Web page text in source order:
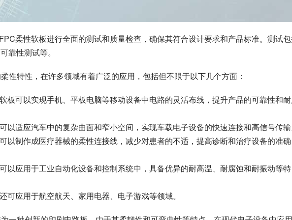
柔性软板进行全面的测试和质量检查，确保其符合设计要求和产品标准。测试
靠性测试等。
性特性，在许多领域有着广泛的应用，包括但不限于以下几个方面：
板可以实现手机、平板电脑等移动设备中电路的灵活布线，提升产品的可靠性和
以适应汽车中的复杂曲面和窄小空间，实现车载电子设备的快速连接和高信号传输
以制作成医疗器械的柔性连接线，减少对患者的不适，提高诊断和治疗设备的准确
以应用于工业自动化设备和控制系统中，具备优异的耐高温、耐腐蚀和耐振动等特
可应用于航空航天、家用电器、电子游戏等领域。